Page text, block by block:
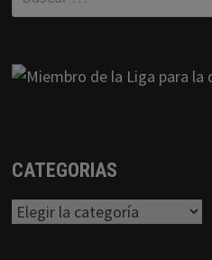
CATEGORIAS
Categorias